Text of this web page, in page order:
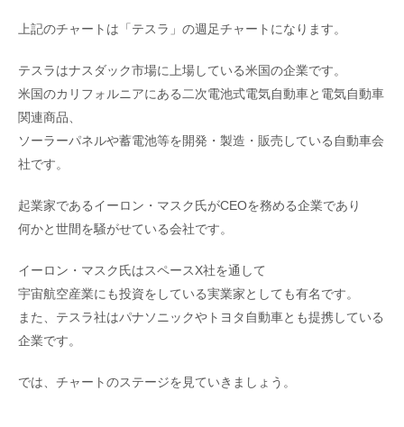
上記のチャートは「テスラ」の週足チャートになります。
テスラはナスダック市場に上場している米国の企業です。
米国のカリフォルニアにある二次電池式電気自動車と電気自動車
関連商品、
ソーラーパネルや蓄電池等を開発・製造・販売している自動車会
社です。
起業家であるイーロン・マスク氏がCEOを務める企業であり
何かと世間を騒がせている会社です。
イーロン・マスク氏はスペースX社を通して
宇宙航空産業にも投資をしている実業家としても有名です。
また、テスラ社はパナソニックやトヨタ自動車とも提携している
企業です。
では、チャートのステージを見ていきましょう。